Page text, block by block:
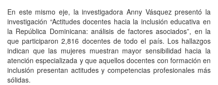
En este mismo eje, la investigadora Anny Vásquez presentó la
investigación “Actitudes docentes hacia la inclusión educativa en
la República Dominicana: análisis de factores asociados”, en la
que participaron 2,816 docentes de todo el país. Los hallazgos
indican que las mujeres muestran mayor sensibilidad hacia la
atención especializada y que aquellos docentes con formación en
inclusión presentan actitudes y competencias profesionales más
sólidas.